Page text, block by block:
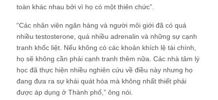
toàn khác nhau bởi vì họ có một thiên chức”.
“Các nhân viên ngân hàng và người môi giới đã có quá
nhiều testosterone, quá nhiều adrenalin và những sự cạnh
tranh khốc liệt. Nếu không có các khoản khích lệ tài chính,
họ sẽ không cần phải cạnh tranh thêm nữa. Các nhà tâm lý
học đã thực hiện nhiều nghiên cứu về điều này nhưng họ
đang đưa ra sự khái quát hóa mà không nhất thiết phải
được áp dụng ở Thành phố,” ông nói.